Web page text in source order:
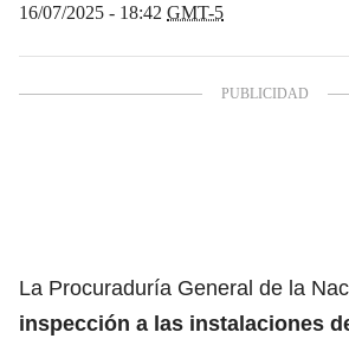
16/07/2025 - 18:42 GMT-5
La Procuraduría General de la
inspección a las instalaciones